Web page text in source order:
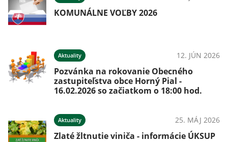
KOMUNÁLNE VOĽBY 2026
Aktuality 12. JÚN 2026
Pozvánka na rokovanie Obecného
zastupiteľstva obce Horný Pial -
16.02.2026 so začiatkom o 18:00 hod.
Aktuality 25. MÁJ 2026
Zlaté žltnutie viniča - informácie ÚKSUP